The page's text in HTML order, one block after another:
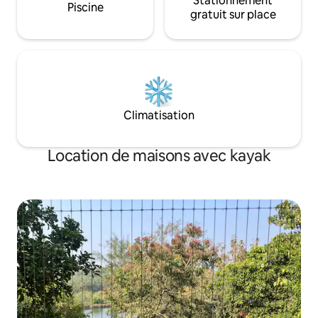
Piscine
gratuit sur place
Climatisation
Location de maisons avec kayak